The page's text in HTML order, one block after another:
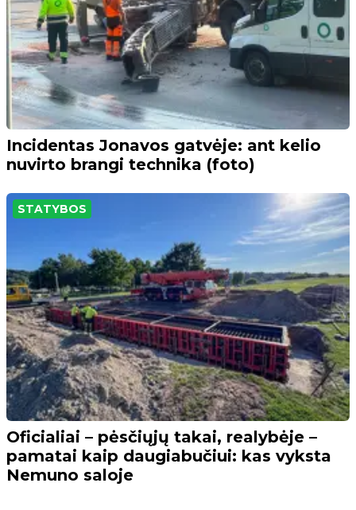
Incidentas Jonavos gatvėje: ant kelio
nuvirto brangi technika (foto)
STATYBOS
Oficialiai – pėsčiųjų takai, realybėje –
pamatai kaip daugiabučiui: kas vyksta
Nemuno saloje